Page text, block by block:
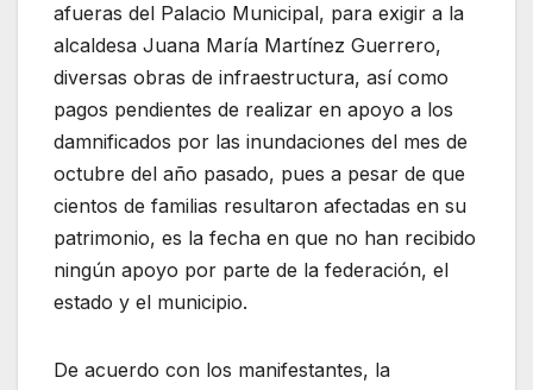
afueras del Palacio Municipal, para exigir a la
alcaldesa Juana María Martínez Guerrero,
diversas obras de infraestructura, así como
pagos pendientes de realizar en apoyo a los
damnificados por las inundaciones del mes de
octubre del año pasado, pues a pesar de que
cientos de familias resultaron afectadas en su
patrimonio, es la fecha en que no han recibido
ningún apoyo por parte de la federación, el
estado y el municipio.
De acuerdo con los manifestantes, la